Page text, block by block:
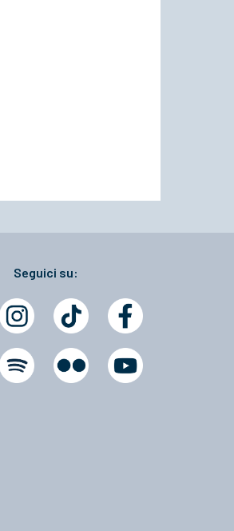
Seguici su: